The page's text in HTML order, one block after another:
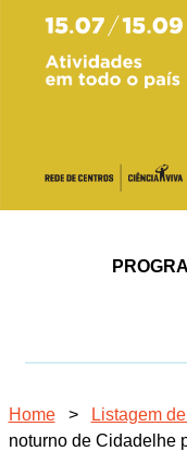
Home > Listagem
noturno de Cidadelhe